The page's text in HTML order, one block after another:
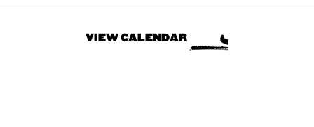
VIEW CALENDAR